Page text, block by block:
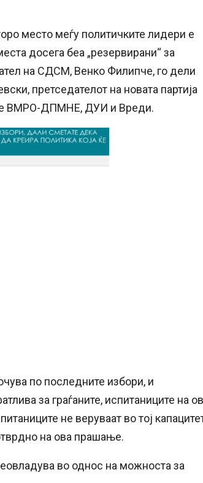
место меѓу политичките лидери е
досега беа „резервирани“ за
на СДСМ, Венко Филипче, го дели
претседателот на новата партија
ВМРО-ДПМНЕ, ДУИ и Вреди.
по последните избори, и
за граѓаните, испитаниците на
не веруваат во тој
на ова прашање.
во однос на можноста за